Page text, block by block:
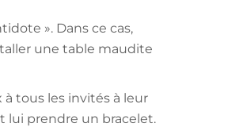
». Dans ce cas,
une table maudite
tous les invités à leur
lui prendre un bracelet.